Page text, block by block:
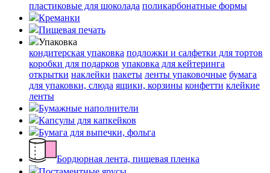
пластиковые для шоколада поликарбонатные формы
Креманки
Пищевая печать
Упаковка
кондитерская упаковка подложки и салфетки для тортов
коробки для подарков упаковка для кейтеринга
открытки наклейки пакеты ленты упаковочные бумага
для упаковки, слюда ящики, корзины конфетти клейкие
ленты
Бумажные наполнители
Капсулы для капкейков
Бумага для выпечки, фольга
Бордюрная лента, пищевая пленка